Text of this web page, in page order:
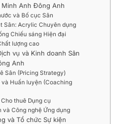
Minh Anh Đông Anh
và Bố cục Sân
Sân: Acrylic Chuyên dụng
Chiếu sáng Hiện đại
lượng cao
vụ và Kinh doanh Sân
Anh
Sân (Pricing Strategy)
Huấn luyện (Coaching
thuê Dụng cụ
và Công nghệ Ứng dụng
và Tổ chức Sự kiện